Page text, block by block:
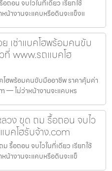
ถอน จบไวในที่เดียว เรียกใช้
น้างานจะแคบหรือดินจะแข็งแ
เช่าแบคโฮพร้อมคนขับ
ที่ www.รถแบคโฮ
ฮพร้อมคนขับมืออาชีพ ราคาคุ้มค่า
— ไม่ว่าหน้างานจะแคบหร
วง ขุด ถม รื้อถอน จบไว
บคโฮรับจ้าง.com
รื้อถอน จบไวในที่เดียว เรียกใช้
น้างานจะแคบหรือดินจะแข็